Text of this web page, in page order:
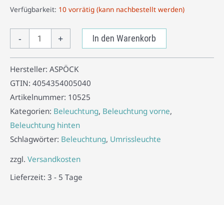
Verfügbarkeit: 10 vorrätig (kann nachbestellt werden)
- + In den Warenkorb
Hersteller: ASPÖCK
GTIN: 4054354005040
Artikelnummer: 10525
Kategorien: Beleuchtung, Beleuchtung vorne,
Beleuchtung hinten
Schlagwörter: Beleuchtung, Umrissleuchte
zzgl. Versandkosten
Lieferzeit: 3 - 5 Tage